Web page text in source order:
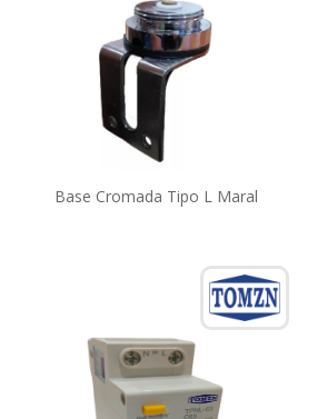
Base Cromada Tipo L Maral